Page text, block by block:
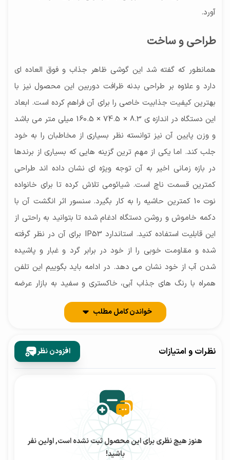
آورد.
طراحی و ساخت
همانطور که گفته شد این گوشی ظاهر جذاب و فوق العاده ای
دارد و علاوه بر طراحی بدنه ظرافت دوربین این محصول نیز با
بهترین کیفیت جذابیت خاصی را برای آن فراهم کرده است. ابعاد
این دستگاه در اندازه ی 8.3 × 74.5 × 160.5 میلی متر می باشد
و وزن پایین آن نیز توانسته نظر بسیاری از مخاطبان را به خود
جلب کند. اما یکی از مهم ترین گزینه هایی که بسیاری از برندها
در بازه زمانی اخیر به آن توجه ویژه ای نشان داده اند طراحی
کمترین قسمت ناچ است. شیائومی تلاش کرده تا برای خانواده
نوت 10 کمترین حاشیه را به کار بگیرد. سنسور اثر انگشت آن با
دکمه خاموش و روشن دستگاه ادغام شده تا بتوانید به راحتی از
این قابلیت استفاده کنید. استاندارد IP53 برای آن در نظر گرفته
شده و مقاومت خوبی را از خود در برابر گرد و غبار و پاشیده
شدن آب از خود نشان می دهد. در ادامه باید بگوییم این تلفن
همراه با رنگ های جذاب آبی، خاکستری و سفید به بازار عرضه
صفحه نمایش اکثر گوشی های شیائومی با رزولوشن بسیار بالا و
برای شما به نمایش بگذارند. رزولوشن گوشی شیائومی مدل
قابلیت تشخیص چندین میلیون رنگ نشان خواهد داد. اما یکی
دیگر از مسائلی که ممکن است برای کاربران مهم باشد میزان
روشنایی صفحه نمایش است در وقع هنگامی که تلفن همراه در
خواندن کامل مطلب
نظرات و امتیازات افزودن نظر
هنوز هیچ نظری برای این محصول ثبت نشده است, اولین نفر
باشید!